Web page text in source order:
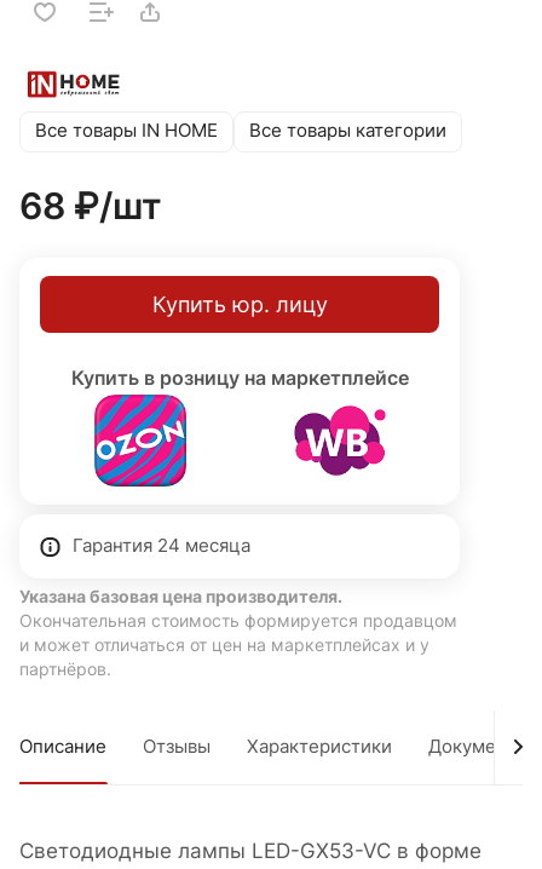
Все товары IN HOME Все товары категории
68 ₽/шт
Купить юр. лицу
Купить в розницу на маркетплейсе
Гарантия 24 месяца
Указана базовая цена производителя.
Окончательная стоимость формируется продавцом
и может отличаться от цен на маркетплейсах и у
партнёров.
Описание Отзывы Характеристики Документы
Светодиодные лампы LED-GX53-VC в форме